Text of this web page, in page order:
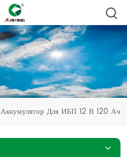
Аккумулятор Для ИБП 12 В 120 Ач